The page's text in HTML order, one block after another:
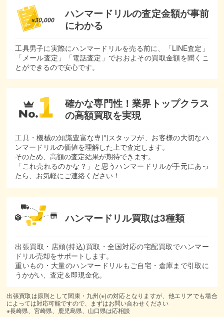
ハンマードリルの査定金額が事前
にわかる
工具男子に実際にハンマードリルを売る前に、「LINE査定」
「メール査定」「電話査定」でおおよその買取金額を聞くこ
とができるので安心です。
確かな専門性！業界トップクラス
の高額買取を実現
工具・機械の知識豊富な専門スタッフが、お客様の大切なハ
ンマードリルの価値を理解した上で査定します。
そのため、高額の査定結果が期待できます。
「これ売れるのかな？」と思うハンマードリルが手元にあっ
たら、お気軽にご連絡ください！
ハンマードリル買取は3種類
出張買取・店頭(持込)買取・全国対応の宅配買取でハンマー
ドリル売却をサポートします。
重いもの・大量のハンマードリルもご自宅・倉庫まで引取に
うかがい、査定＆即現金化。
出張買取は原則として関東・九州(※)の対応となりますが、他エリアでも場合
によっては対応可能ですので、まずはお問い合わせください
※長崎県、宮崎県、鹿児島県、山口県は応相談